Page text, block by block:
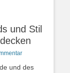
und Stil
und des